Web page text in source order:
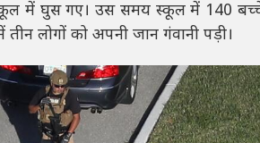
स्कूल में घुस गए। उस समय स्कूल में 140
लोगों को अपनी जान गंवानी पड़ी।